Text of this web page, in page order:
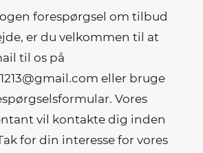
forespørgsel om tilbud
er du velkommen til at
til os på
eller bruge
Vores
vil kontakte dig inden
for din interesse for vores